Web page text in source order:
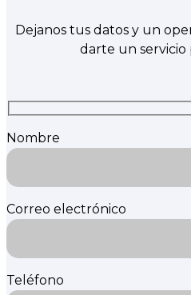
Dejanos tus datos y un
darte un servicio
Nombre
Correo electrónico
Teléfono